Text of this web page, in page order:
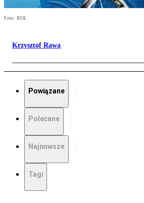
Foto: ROL
Krzysztof Rawa
Powiązane
Polecane
Najnowsze
Tagi